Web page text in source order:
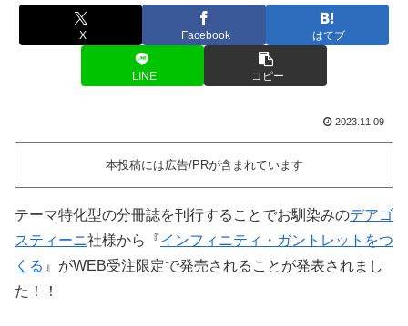
X Facebook はてブ
LINE コピー
2023.11.09
本投稿には広告/PRが含まれています
テーマ特化型の分冊誌を刊行することでお馴染みのデアゴ
スティーニ社様から『インフィニティ・ガントレットをつ
くる 』がWEB受注限定で発売されることが発表されまし
た！！